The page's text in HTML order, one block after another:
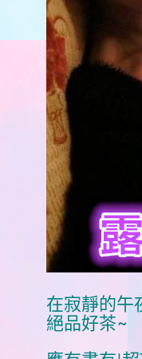
在寂靜的午
絕品好茶~